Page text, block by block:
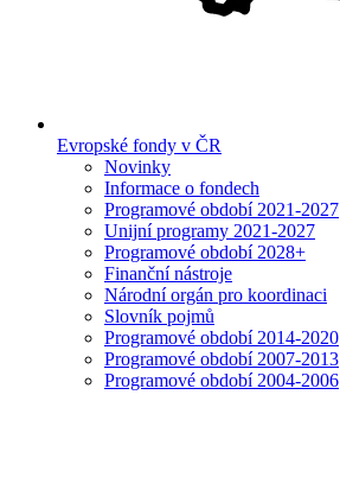
Evropské fondy v ČR
Novinky
Informace o fondech
Programové období 2021-2027
Unijní programy 2021-2027
Programové období 2028+
Finanční nástroje
Národní orgán pro koordinaci
Slovník pojmů
Programové období 2014-2020
Programové období 2007-2013
Programové období 2004-2006